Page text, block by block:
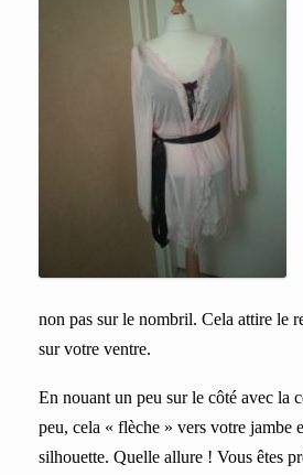
non pas sur le nombril. Cela attire le
sur votre ventre.
En nouant un peu sur le côté avec la
peu, cela « flèche » vers votre jambe
silhouette. Quelle allure ! Vous êtes